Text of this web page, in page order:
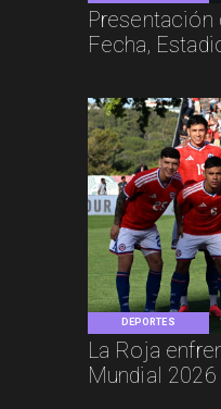
Presentación
Fecha,
DEPORTES
La Roja
Mundial 2026